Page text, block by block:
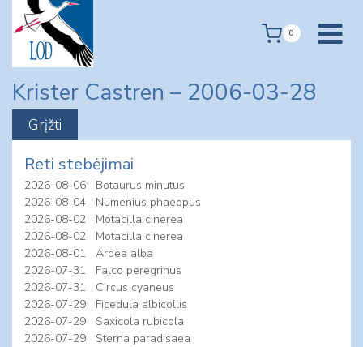
content
0
Krister Castren – 2006-03-28
Reti stebėjimai
2026-08-06
Botaurus minutus
2026-08-04
Numenius phaeopus
2026-08-02
Motacilla cinerea
2026-08-02
Motacilla cinerea
2026-08-01
Ardea alba
2026-07-31
Falco peregrinus
2026-07-31
Circus cyaneus
2026-07-29
Ficedula albicollis
2026-07-29
Saxicola rubicola
2026-07-29
Sterna paradisaea